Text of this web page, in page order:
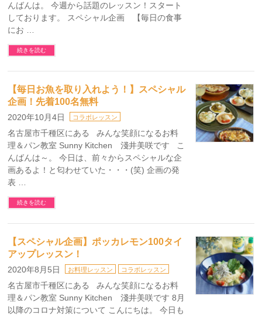
んばんは。 今週から話題のレッスン！スタート
しております。 スペシャル企画 【毎日の食事
にお …
続きを読む
【毎日お魚を取り入れよう！】スペシャル
企画！先着100名無料
2020年10月4日 コラボレッスン
名古屋市千種区にある みんな笑顔になるお料
理＆パン教室 Sunny Kitchen 淺井美咲です こ
んばんは～。 今日は、前々からスペシャルな企
画あるよ！と匂わせていた・・・(笑) 企画の発
表 …
続きを読む
【スペシャル企画】ポッカレモン100タイ
アップレッスン！
2020年8月5日 お料理レッスン コラボレッスン
名古屋市千種区にある みんな笑顔になるお料
理＆パン教室 Sunny Kitchen 淺井美咲です 8月
以降のコロナ対策について こんにちは。 今日も